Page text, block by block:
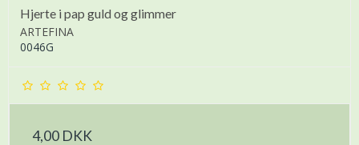
Hjerte i pap guld og glimmer
ARTEFINA
0046G
4,00 DKK